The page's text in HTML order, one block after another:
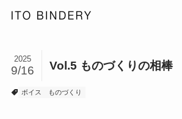
Vol.5 ものづくりの相棒
2025
9/16
ボイス ものづくり